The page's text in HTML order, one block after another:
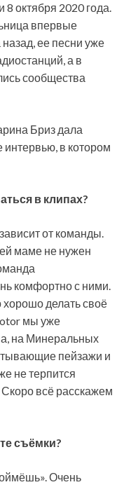
8 октября 2020 года.
впервые
ее песни уже
а в
сообщества
Бриз дала
в котором
в клипах?
от команды.
маме не нужен
комфортно с ними.
хорошо делать своё
мы уже
на Минеральных
пейзажи и
не терпится
Скоро всё расскажем
съёмки?
Очень